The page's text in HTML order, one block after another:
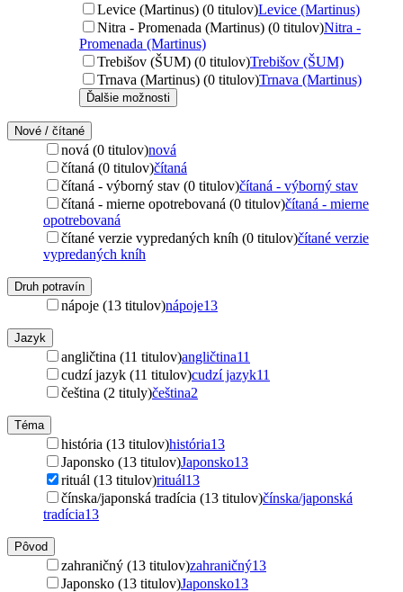
Levice (Martinus) (0 titulov)Levice (Martinus)
Nitra - Promenada (Martinus) (0 titulov)Nitra -
Promenada (Martinus)
Trebišov (ŠUM) (0 titulov)Trebišov (ŠUM)
Trnava (Martinus) (0 titulov)Trnava (Martinus)
Ďalšie možnosti
Nové / čítané
nová (0 titulov)nová
čítaná (0 titulov)čítaná
čítaná - výborný stav (0 titulov)čítaná - výborný stav
čítaná - mierne opotrebovaná (0 titulov)čítaná - mierne
opotrebovaná
čítané verzie vypredaných kníh (0 titulov)čítané verzie
vypredaných kníh
Druh potravín
nápoje (13 titulov)nápoje13
Jazyk
angličtina (11 titulov)angličtina11
cudzí jazyk (11 titulov)cudzí jazyk11
čeština (2 tituly)čeština2
Téma
história (13 titulov)história13
Japonsko (13 titulov)Japonsko13
rituál (13 titulov)rituál13
čínska/japonská tradícia (13 titulov)čínska/japonská
tradícia13
Pôvod
zahraničný (13 titulov)zahraničný13
Japonsko (13 titulov)Japonsko13